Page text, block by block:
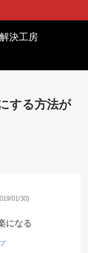
決工房
する方法が
01/30)
になる